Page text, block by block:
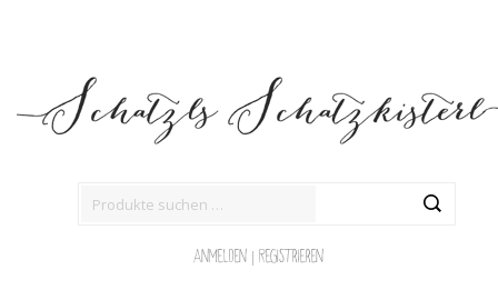
Anmelden | Registrieren